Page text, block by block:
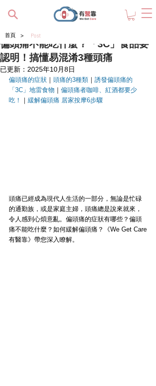
偏頭痛不能吃什麼？「3C」食品要
認明！搞懂易混淆3種頭痛
已更新： 2025年10月8日
偏頭痛的症狀 ｜ 頭痛的3種類 ｜ 誘發偏頭痛的
「3C」地雷食物 ｜ 偏頭痛者咖啡、紅酒都要少
吃！
｜ 緩解偏頭痛 居家按摩6步驟
頭痛已經成為現代人生活的一部分，無論是忙碌
的通勤族，或是家庭主婦，頭痛總是說來就來，
令人感到心煩意亂。偏頭痛的症狀有哪些？偏頭
痛不能吃什麼？如何緩解偏頭痛？《We Get Care
有醫靠》帶您深入瞭解。
首頁 > Post